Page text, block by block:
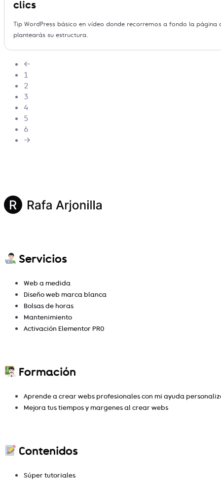
clics
Tip WordPress básico en vídeo donde recorremos a fondo la
plantearás su estructura.
←
1
2
3
4
5
6
→
Servicios
Web a medida
Diseño web marca blanca
Bolsas de horas
Mantenimiento
Activación Elementor PRO
Formación
Aprende a crear webs profesionales con mi ayuda
Mejora tus tiempos y margenes al crear webs
Contenidos
Súper tutoriales